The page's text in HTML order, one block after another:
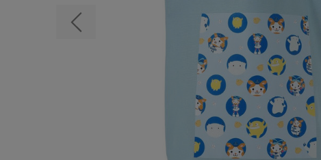
前の画像